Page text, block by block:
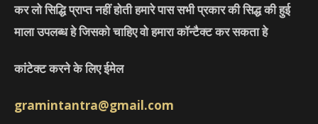
कर लो सिद्धि प्राप्त नहीं होती हमारे पास सभी प्रकार की सिद्ध की हुई
माला उपलब्ध हे जिसको चाहिए वो हमारा कॉन्टैक्ट कर सकता हे
कांटेक्ट करने के लिए ईमेल
gramintantra@gmail.com